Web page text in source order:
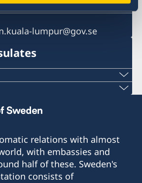
lumpur@gov.se
Tower, One Stop
relations with almost
with embassies and
half of these. Sweden's
consists of